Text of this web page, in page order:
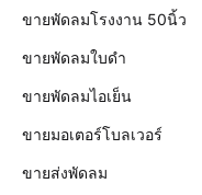
ขายพัดลมโรงงาน 50นิ้ว
ขายพัดลมใบดำ
ขายพัดลมไอเย็น
ขายมอเตอร์โบลเวอร์
ขายส่งพัดลม